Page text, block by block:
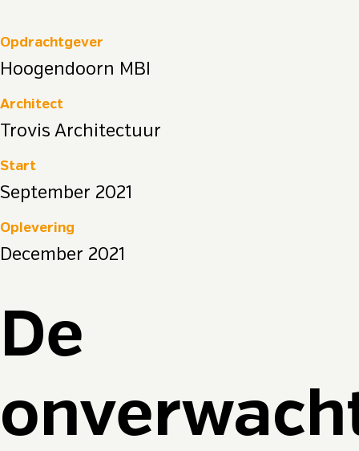
Opdrachtgever
Hoogendoorn MBI
Architect
Trovis Architectuur
Start
September 2021
Oplevering
December 2021
De